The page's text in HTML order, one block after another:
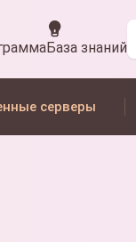
База знаний
серверы